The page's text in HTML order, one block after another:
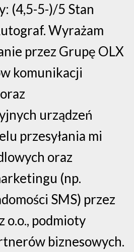
(4,5-5-)/5 Stan
Wyrażam
przez Grupę OLX
komunikacji
urządzeń
przesyłania mi
oraz
(np.
SMS) przez
o.o., podmioty
biznesowych.